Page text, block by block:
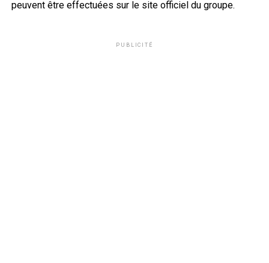
peuvent être effectuées sur le site officiel du groupe.
PUBLICITÉ